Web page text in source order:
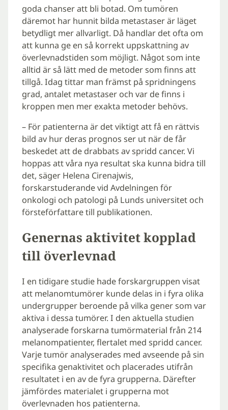
goda chanser att bli botad. Om tumören
däremot har hunnit bilda metastaser är läget
betydligt mer allvarligt. Då handlar det ofta om
att kunna ge en så korrekt uppskattning av
överlevnadstiden som möjligt. Något som inte
alltid är så lätt med de metoder som finns att
tillgå. Idag tittar man främst på spridningens
grad, antalet metastaser och var de finns i
kroppen men mer exakta metoder behövs.
– För patienterna är det viktigt att få en rättvis
bild av hur deras prognos ser ut när de får
beskedet att de drabbats av spridd cancer. Vi
hoppas att våra nya resultat ska kunna bidra till
det, säger Helena Cirenajwis,
forskarstuderande vid Avdelningen för
onkologi och patologi på Lunds universitet och
försteförfattare till publikationen.
Genernas aktivitet kopplad
till överlevnad
I en tidigare studie hade forskargruppen visat
att melanomtumörer kunde delas in i fyra olika
undergrupper beroende på vilka gener som var
aktiva i dessa tumörer. I den aktuella studien
analyserade forskarna tumörmaterial från 214
melanompatienter, flertalet med spridd cancer.
Varje tumör analyserades med avseende på sin
specifika genaktivitet och placerades utifrån
resultatet i en av de fyra grupperna. Därefter
jämfördes materialet i grupperna mot
överlevnaden hos patienterna.